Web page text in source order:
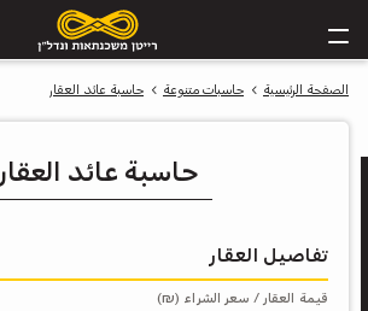
الصفحة الرئيسية حاسبات متنوعة حاسبة عائد العقار
حاسبة عائد العقار
تفاصيل العقار
قيمة العقار / سعر الشراء (₪)